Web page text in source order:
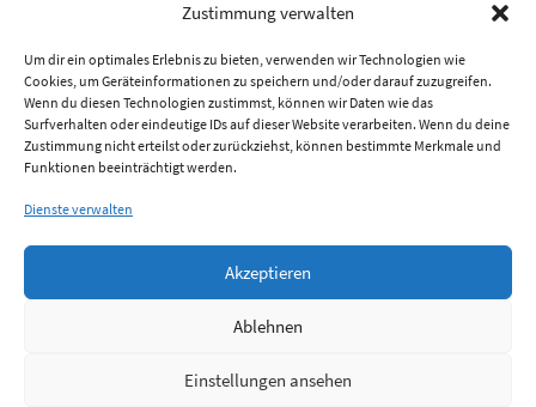
Zustimmung verwalten
Um dir ein optimales Erlebnis zu bieten, verwenden wir Technologien wie
Cookies, um Geräteinformationen zu speichern und/oder darauf zuzugreifen.
Wenn du diesen Technologien zustimmst, können wir Daten wie das
Surfverhalten oder eindeutige IDs auf dieser Website verarbeiten. Wenn du deine
Zustimmung nicht erteilst oder zurückziehst, können bestimmte Merkmale und
Funktionen beeinträchtigt werden.
Dienste verwalten
Akzeptieren
Ablehnen
Einstellungen ansehen
Anmelden